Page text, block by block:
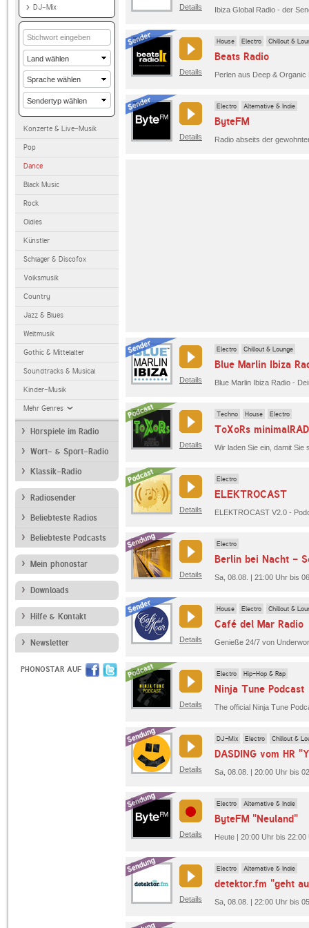
DJ-Mix
Konzerte & Live-Musik
Pop
Dance
Black Music
Rock
Oldies
Künstler
Schlager & Discofox
Volksmusik
Country
Jazz & Blues
Weltmusik
Gothic & Mittelalter
Soundtracks & Musical
Kinder-Musik
Mehr Genres
Hörspiele im Radio
Wort- & Sport-Radio
Klassik-Radio
Radiosender
Beliebteste Radios
Beliebteste Podcasts
Mein phonostar
Downloads
Hilfe & Kontakt
Newsletter
PHONOSTAR AUF
Details
Details
House Electro Chillout &
Beats Radio
Details
Electro Alternative & Indie
ByteFM
Details
Electro Chillout & Lounge
Blue Marlin Ibiza
Details
Techno House Electro
ToXoRs
Details
Electro
ELEKTROCAST
Details
Electro
Berlin bei Nacht -
Sa, 08.08. | 21:00 Uhr bis
Details
House Electro Chillout &
Café del Mar Radio
Details
Electro Hip-Hop & Rap
Ninja Tune Podcast
Details
DJ-Mix Electro Chillout &
Sa, 08.08. | 20:00 Uhr bis
Details
Electro Alternative & Indie
ByteFM "Neuland"
Heute | 20:00 Uhr bis
Details
Electro Alternative & Indie
detektor.fm "geht
Sa, 08.08. | 22:00 Uhr bis